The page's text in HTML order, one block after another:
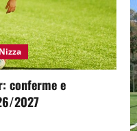
conferme e
2027